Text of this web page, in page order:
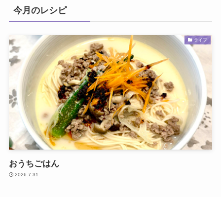
今月のレシピ
ライフ
おうちごはん
2026.7.31